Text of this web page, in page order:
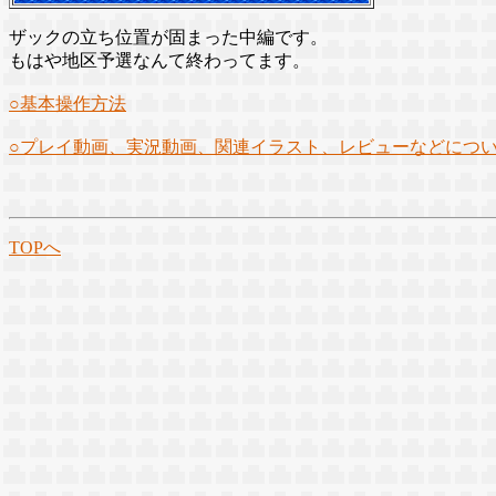
ザックの立ち位置が固まった中編です。
もはや地区予選なんて終わってます。
○基本操作方法
○プレイ動画、実況動画、関連イラスト、レビューなどにつ
TOPへ